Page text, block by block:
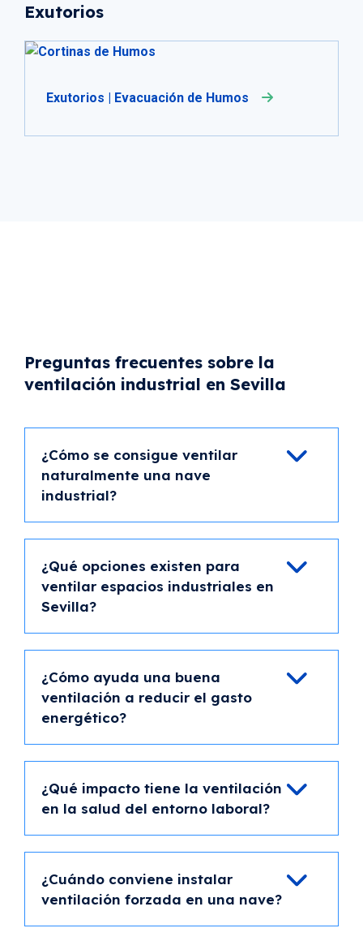
Exutorios
Exutorios | Evacuación de Humos
Preguntas frecuentes sobre la
ventilación industrial en Sevilla
¿Cómo se consigue ventilar
naturalmente una nave
industrial?
¿Qué opciones existen para
ventilar espacios industriales en
Sevilla?
¿Cómo ayuda una buena
ventilación a reducir el gasto
energético?
¿Qué impacto tiene la ventilación
en la salud del entorno laboral?
¿Cuándo conviene instalar
ventilación forzada en una nave?